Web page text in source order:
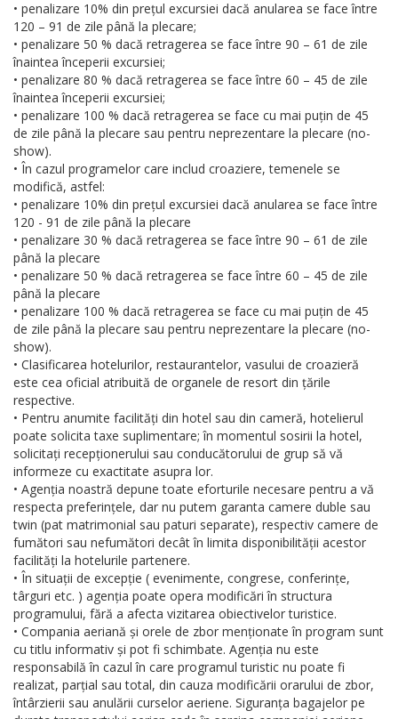
• penalizare 10% din prețul excursiei dacă anularea se face între
120 – 91 de zile până la plecare;
• penalizare 50 % dacă retragerea se face între 90 – 61 de zile
înaintea începerii excursiei;
• penalizare 80 % dacă retragerea se face între 60 – 45 de zile
înaintea începerii excursiei;
• penalizare 100 % dacă retragerea se face cu mai puțin de 45
de zile până la plecare sau pentru neprezentare la plecare (no-
show).
• În cazul programelor care includ croaziere, temenele se
modifică, astfel:
• penalizare 10% din prețul excursiei dacă anularea se face între
120 - 91 de zile până la plecare
• penalizare 30 % dacă retragerea se face între 90 – 61 de zile
până la plecare
• penalizare 50 % dacă retragerea se face între 60 – 45 de zile
până la plecare
• penalizare 100 % dacă retragerea se face cu mai puțin de 45
de zile până la plecare sau pentru neprezentare la plecare (no-
show).
• Clasificarea hotelurilor, restaurantelor, vasului de croazieră
este cea oficial atribuită de organele de resort din țările
respective.
• Pentru anumite facilități din hotel sau din cameră, hotelierul
poate solicita taxe suplimentare; în momentul sosirii la hotel,
solicitați recepționerului sau conducătorului de grup să vă
informeze cu exactitate asupra lor.
• Agenția noastră depune toate eforturile necesare pentru a vă
respecta preferințele, dar nu putem garanta camere duble sau
twin (pat matrimonial sau paturi separate), respectiv camere de
fumători sau nefumători decât în limita disponibilității acestor
facilități la hotelurile partenere.
• În situații de excepție ( evenimente, congrese, conferințe,
târguri etc. ) agenția poate opera modificări în structura
programului, fără a afecta vizitarea obiectivelor turistice.
• Compania aeriană și orele de zbor menționate în program sunt
cu titlu informativ și pot fi schimbate. Agenția nu este
responsabilă în cazul în care programul turistic nu poate fi
realizat, parțial sau total, din cauza modificării orarului de zbor,
întârzierii sau anulării curselor aeriene. Siguranța bagajelor pe